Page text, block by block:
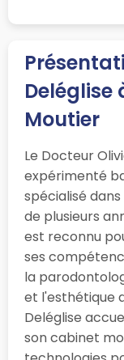
Deléglise
Moutier
Le Docteur
expérimenté
spécialisé
de plusieurs
est reconnu
ses
la
et l'esthétique
Deléglise
son cabinet